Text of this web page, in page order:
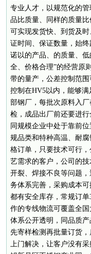
专业人才，以规范化的
品比质量、同样的质量
可实现发货快、到货及
证时间、保证数量，始
诺以的产品、的质量、
全、价格合理”的经营原
带的量产，公差控制范
控制在HV5以内，能够
部钢厂，每批次原料入
检，成品出厂前还要进
同规模企业中处于靠前
规品类和特种高温、耐
格订单，只要技术可行
艺需求的客户，公司的
开裂、焊接不良等问题
务体系完善，采购成本
都有安全库存，常规订
作的专线物流可覆盖全
体系公开透明，同品质
先寄样检测再批量订货
上门解决，让客户没有